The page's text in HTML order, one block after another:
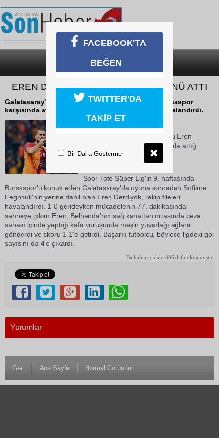
SON DAKİKA
EREN DERDİYOK, LİGDEKİ 4. GOLÜNÜ ATTI
Galatasaray'da golcü futbolcu Eren Derdiyok, Bursaspor
karşısında attığı golle ligde 4. kez rakip fileleri havalandırdı.
19 Ekim 2018 Cuma 22:43
Galatasaray'da golcü futbolcu Eren
Derdiyok, Bursaspor karşısında attığı
golle ligde 4. kez rakip fileleri
Spor Toto Süper Lig'in 9. haftasında
Bursaspor'u konuk eden Galatasaray'da oyuna sonradan Sofiane
Feghouli'nin yerine dahil olan Eren Derdiyok, rakip fileleri
havalandırdı. 1-0 gerideyken mücadelenin 77. dakikasında
sahneye çıkan Eren, Belhanda'nın sağ kanattan ortasında ceza
sahası içinde yaptığı kafa vuruşunda meşin yuvarlağı ağlara
gönderdi ve skoru 1-1'e getirdi. Başarılı futbolcu, böylece ligdeki gol
sayısını da 4'e çıkardı.
Bu haber toplam 886 defa okunmuştur
Yorumlar
Geri Ana Sayfa Normal Görünüm
FACEBOOK'TA
BEĞEN
TWITTER'DA
TAKİP ET
Bir Daha Gösterme